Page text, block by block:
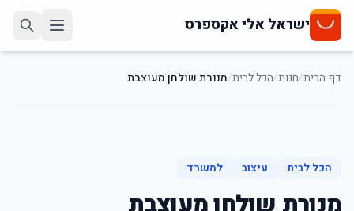
ישראל אלי אקספרס
דף הבית/חנות/הכל לבית/מנורת שולחן מעוצבת
הכל לבית
עיצוב למשרד